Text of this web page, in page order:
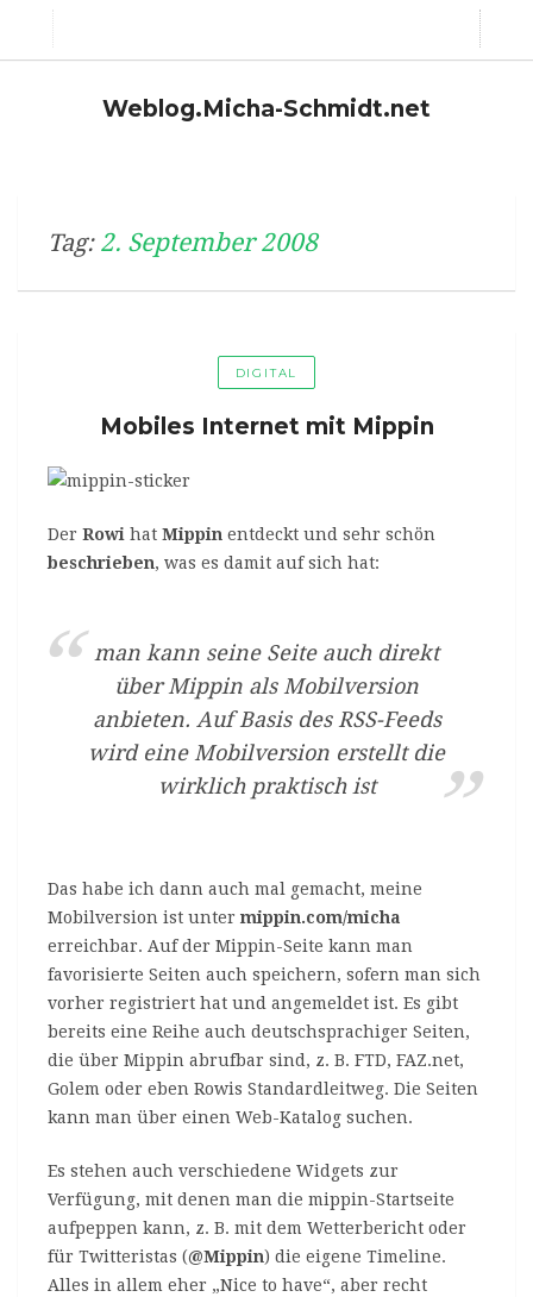
Weblog.Micha-Schmidt.net
Tag: 2. September 2008
DIGITAL
Mobiles Internet mit Mippin
Der Rowi hat Mippin entdeckt und sehr schön
beschrieben, was es damit auf sich hat:
man kann seine Seite auch direkt
über Mippin als Mobilversion
anbieten. Auf Basis des RSS-Feeds
wird eine Mobilversion erstellt die
wirklich praktisch ist
Das habe ich dann auch mal gemacht, meine
Mobilversion ist unter mippin.com/micha
erreichbar. Auf der Mippin-Seite kann man
favorisierte Seiten auch speichern, sofern man sich
vorher registriert hat und angemeldet ist. Es gibt
bereits eine Reihe auch deutschsprachiger Seiten,
die über Mippin abrufbar sind, z. B. FTD, FAZ.net,
Golem oder eben Rowis Standardleitweg. Die Seiten
kann man über einen Web-Katalog suchen.
Es stehen auch verschiedene Widgets zur
Verfügung, mit denen man die mippin-Startseite
aufpeppen kann, z. B. mit dem Wetterbericht oder
für Twitteristas (@Mippin) die eigene Timeline.
Alles in allem eher „Nice to have“, aber recht